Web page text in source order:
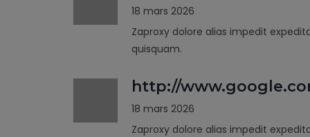
18 mars 2026
Zaproxy dolore alias impedit
quisquam.
http://
18 mars 2026
Zaproxy dolore alias impedit